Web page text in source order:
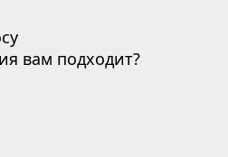
вам подходит?